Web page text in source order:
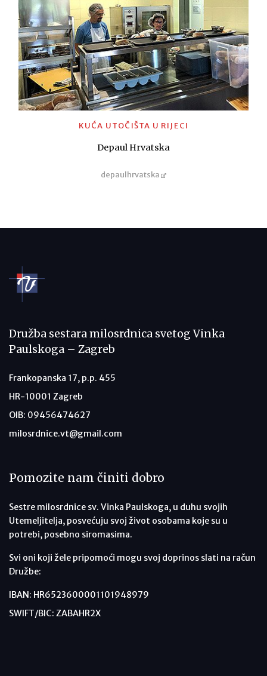
KUĆA UTOČIŠTA U RIJECI
Depaul Hrvatska
depaulhrvatska
Družba sestara milosrdnica svetog Vinka
Paulskoga – Zagreb
Frankopanska 17, p.p. 455
HR-10001 Zagreb
OIB: 09456474627
milosrdnice.vt@gmail.com
Pomozite nam činiti dobro
Sestre milosrdnice sv. Vinka Paulskoga, u duhu svojih
Utemeljitelja, posvećuju svoj život osobama koje su u
potrebi, posebno siromasima.
Svi oni koji žele pripomoći mogu svoj doprinos slati na račun
Družbe:
IBAN: HR6523600001101948979
SWIFT/BIC: ZABAHR2X